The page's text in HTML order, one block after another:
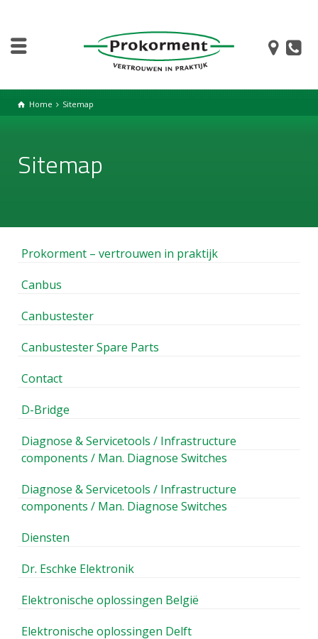
Home Sitemap
Sitemap
Prokorment – vertrouwen in praktijk
Canbus
Canbustester
Canbustester Spare Parts
Contact
D-Bridge
Diagnose & Servicetools / Infrastructure
components / Man. Diagnose Switches
Diagnose & Servicetools / Infrastructure
components / Man. Diagnose Switches
Diensten
Dr. Eschke Elektronik
Elektronische oplossingen België
Elektronische oplossingen Delft